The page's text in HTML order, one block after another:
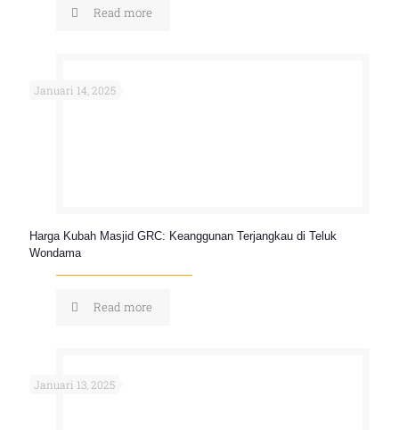
Read more
Januari 14, 2025
Harga Kubah Masjid GRC: Keanggunan Terjangkau di Teluk
Wondama
Read more
Januari 13, 2025